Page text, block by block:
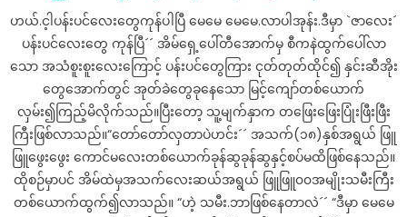
ဟယ်.င့ါပန်းပင်လေးတွေကုန်ပါပြီ မေမေ မေမေ.လာပါအုန်း.ဒီမှာ `ဇာလေး´
ပန်းပင်လေးတွေ ကုန်ပြီ´´ အိမ်ရှေ့ပေါ်တီအောက်မှ စီကနဲထွက်ပေါ်လာ
သော အသံစူးစူးလေးကြောင့် ပန်းပင်တွေကြား ငုတ်တုတ်ထိုင်၍ နှင်းဆီအိုး
တွေအောက်တွင် အုတ်ခဲတွေခုနေသော မြင့်ကျော်တစ်ယောက်
လှမ်း၍ကြည့်မိလိုက်သည်။ပြီးတော့ သူ့မျက်နှာက တဖြေးဖြေးပြုံးဖြီးဖြီး
ကြီးဖြစ်လာသည်။“တော်တော်လှတာပဲဟင်း´´ အသက်(၁၈)နှစ်အရွယ် ဖြူ
ဖြူဖွေးဖွေး ကောင်မလေးတစ်ယောက်ခုန်ဆွခုန်ဆွနှင့်စပ်မထိဖြစ်နေသည်။
ထိုစဉ်မှာပင် အိမ်ထဲမှအသက်လေးဆယ်အရွယ် ဖြူဖြူ၀၀အမျိုးသမီးကြီး
တစ်ယောက်ထွက်၍လာသည်။ “ဟဲ့ သမီး.ဘာဖြစ်နေတာလဲ´´ “ဒီမှာ မေမေ